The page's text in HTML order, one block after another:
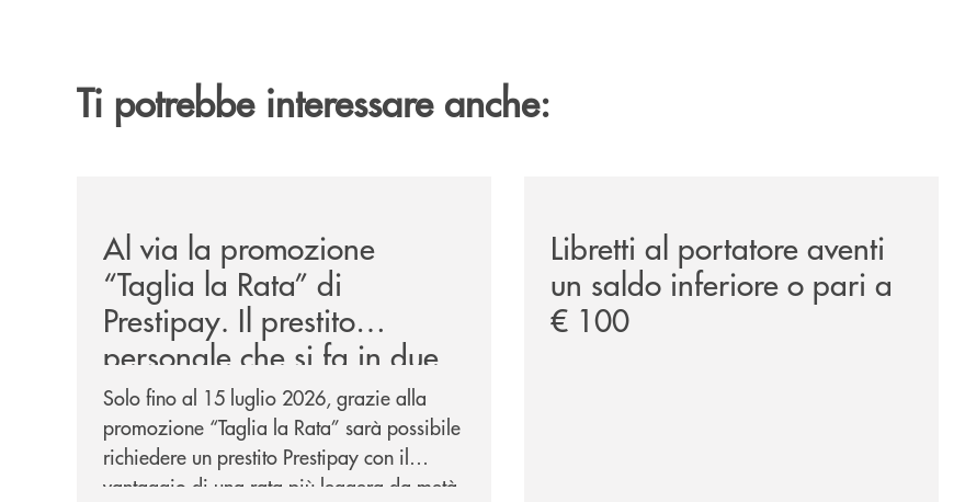
Ti potrebbe interessare anche:
Al via la promozione
“Taglia la Rata” di
Prestipay. Il prestito
personale che si fa in due
per te!
Solo fino al 15 luglio 2026, grazie alla
promozione “Taglia la Rata” sarà possibile
richiedere un prestito Prestipay con il
vantaggio di una rata più leggera da metà
Libretti al portatore aventi
un saldo inferiore o pari a
€ 100